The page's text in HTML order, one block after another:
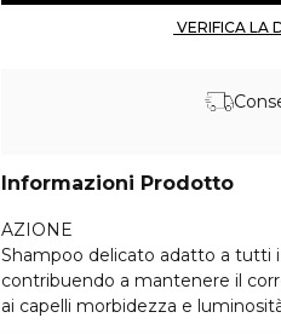
Informazioni Prodotto
AZIONE
Shampoo delicato adatto a tutti
contribuendo a mantenere il
ai capelli morbidezza e